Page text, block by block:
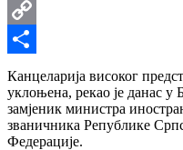
Email
Copy
Link
Share
Канцеларија високог
уклоњена, рекао је данас
замјеник министра
званичника Републике
Федерације.